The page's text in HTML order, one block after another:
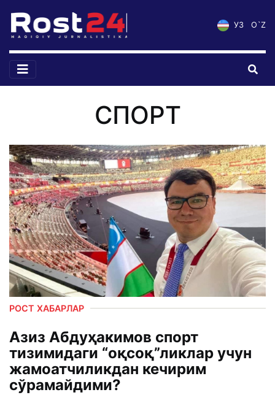
УЗ O`Z
СПОРТ
РОСТ ХАБАРЛАР
Азиз Абдуҳакимов спорт
тизимидаги “оқсоқ”ликлар учун
жамоатчиликдан кечирим
сўрамайдими?